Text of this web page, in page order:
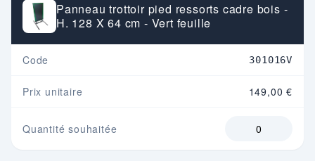
Panneau trottoir pied ressorts cadre bois -
H. 128 X 64 cm - Vert feuille
Code 301016V
Prix unitaire 149,00 €
Quantité souhaitée